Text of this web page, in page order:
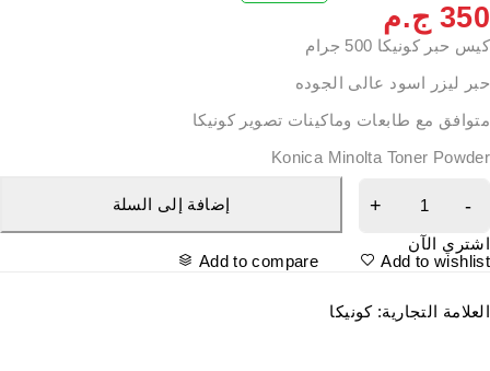
ج.م
حبر كونيكا 500 جرام
ليزر اسود عالى الجوده
مع طابعات وماكينات تصوير كونيكا
Konica Minolta Toner
إضافة إلى السلة
الآن
Add to
Add to compare
التجارية: كونيكا